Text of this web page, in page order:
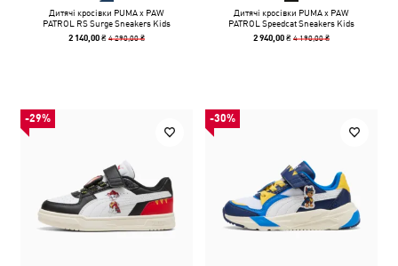
Дитячі кросівки PUMA x PAW
PATROL RS Surge Sneakers Kids
2 140,00 ₴4 290,00 ₴
Дитячі кросівки PUMA x PAW
PATROL Speedcat Sneakers Kids
2 940,00 ₴4 190,00 ₴
-29% -30%